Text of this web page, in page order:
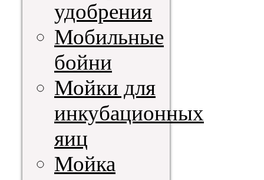
удобрения
Мобильные
бойни
Мойки для
инкубационных
яиц
Мойка